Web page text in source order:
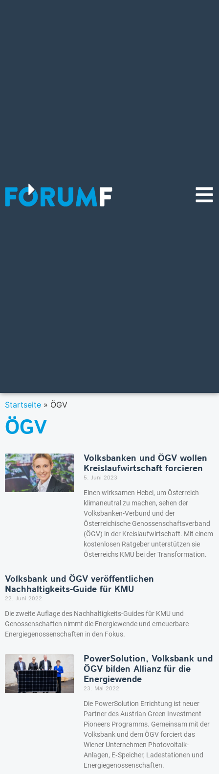
Startseite » ÖGV
ÖGV
Volksbanken und ÖGV wollen
Kreislaufwirtschaft forcieren
5. Juni 2023
Einen wirksamen Hebel, um Österreich
klimaneutral zu machen, sehen der
Volksbanken-Verbund und der
Österreichische Genossenschaftsverband
(ÖGV) in der Kreislaufwirtschaft. Mit einem
kostenlosen Ratgeber unterstützen sie
Österreichs KMU bei der Transformation.
Volksbank und ÖGV veröffentlichen
Nachhaltigkeits-Guide für KMU
22. Juni 2022
Die zweite Auflage des Nachhaltigkeits-Guides für KMU und
Genossenschaften nimmt die Energiewende und erneuerbare
Energiegenossenschaften in den Fokus.
PowerSolution, Volksbank und
ÖGV bilden Allianz für die
Energiewende
23. Mai 2022
Die PowerSolution Errichtung ist neuer
Partner des Austrian Green Investment
Pioneers Programms. Gemeinsam mit der
Volksbank und dem ÖGV forciert das
Wiener Unternehmen Photovoltaik-
Anlagen, E‑Speicher, Ladestationen und
Energiegenossenschaften.